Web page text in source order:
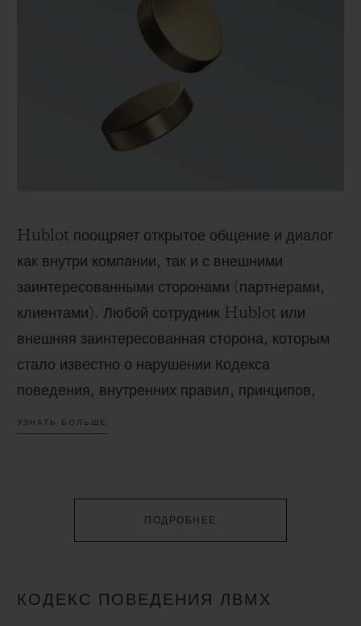
ООН. В рамках своей сферы влияния
HUBLOT поддерживает ценности, свободы и
основополагающие права, пропагандируемые
в этих документах.
Hublot поощряет открытое общение и диалог
как внутри компании, так и с внешними
заинтересованными сторонами (партнерами,
клиентами). Любой сотрудник Hublot или
внешняя заинтересованная сторона, которым
стало известно о нарушении Кодекса
поведения, внутренних правил, принципов,
политик и/или применимого законодательства
УЗНАТЬ БОЛЬШЕ
ПОДРОБНЕЕ
КОДЕКС ПОВЕДЕНИЯ ЛВМХ